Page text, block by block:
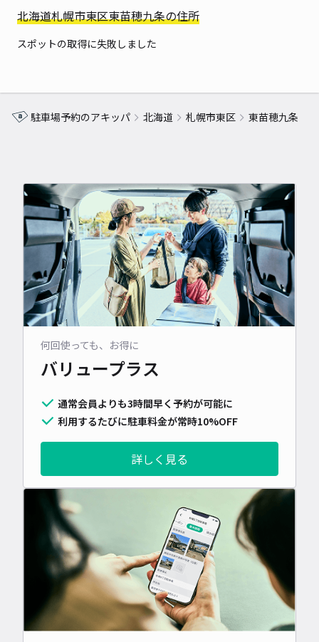
北海道札幌市東区東苗穂九条の住所
スポットの取得に失敗しました
駐車場予約のアキッパ 北海道 札幌市東区 東苗穂九条
何回使っても、お得に
バリュープラス
通常会員よりも3時間早く予約が可能に
利用するたびに駐車料金が常時10%OFF
詳しく見る